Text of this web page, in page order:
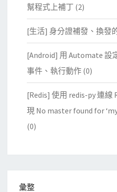
幫程式上補丁 (2)
[生活] 身分證補發、換發
[Android] 用 Automate 設
事件、執行動作 (0)
[Redis] 使用 redis-py 連線
現 No master found for
(0)
彙整